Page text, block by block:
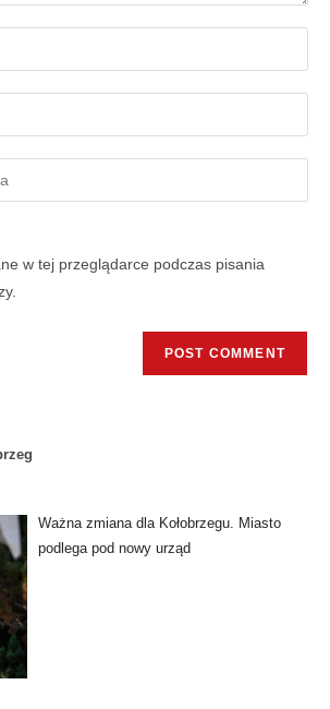
w tej przeglądarce podczas pisania
Ważna zmiana dla Kołobrzegu. Miasto
podlega pod nowy urząd